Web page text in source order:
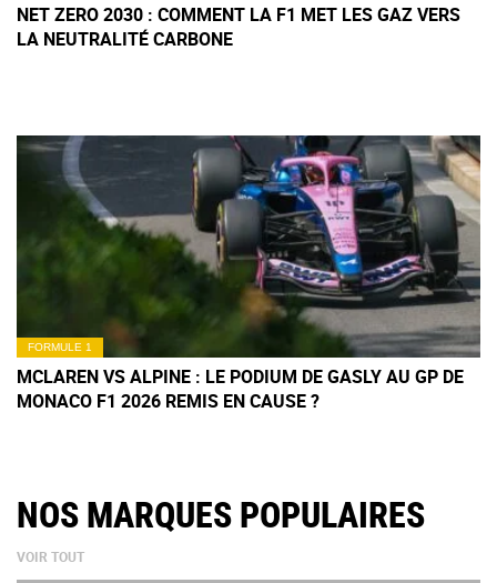
NET ZERO 2030 : COMMENT LA F1 MET LES GAZ VERS
LA NEUTRALITÉ CARBONE
FORMULE 1
MCLAREN VS ALPINE : LE PODIUM DE GASLY AU GP DE
MONACO F1 2026 REMIS EN CAUSE ?
NOS MARQUES POPULAIRES
VOIR TOUT